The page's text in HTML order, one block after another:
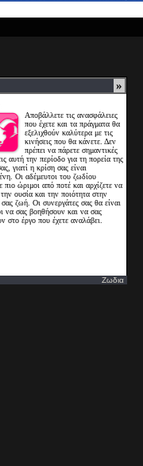
Ζωδια